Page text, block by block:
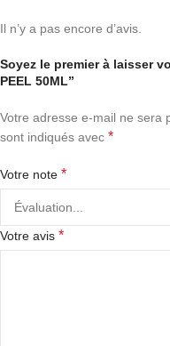
Il n’y a pas encore d’avis.
Soyez le premier à laisser
PEEL 50ML”
Votre adresse e-mail ne sera
sont indiqués avec *
Votre note *
Votre avis *